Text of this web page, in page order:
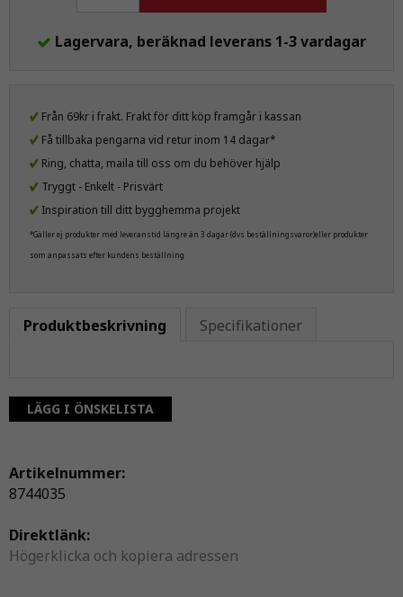
Lagervara, beräknad leverans 1-3 vardagar
Från 69kr i frakt. Frakt för ditt köp framgår i kassan
Få tillbaka pengarna vid retur inom 14 dagar*
Ring, chatta, maila till oss om du behöver hjälp
Tryggt - Enkelt - Prisvärt
Inspiration till ditt bygghemma projekt
*Gäller ej produkter med leveranstid längre än 3 dagar (dvs beställningsvaror)eller produkter
som anpassats efter kundens beställning
Produktbeskrivning Specifikationer
LÄGG I ÖNSKELISTA
Artikelnummer:
8744035
Direktlänk:
Högerklicka och kopiera adressen